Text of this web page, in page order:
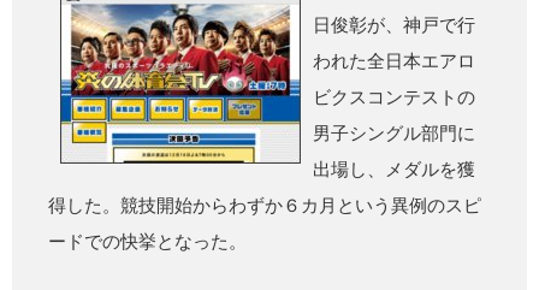
日俊彰が、神戸で行
われた全日本エアロ
ビクスコンテストの
男子シングル部門に
出場し、メダルを獲
得した。競技開始からわずか６カ月という異例のスピ
ードでの快挙となった。